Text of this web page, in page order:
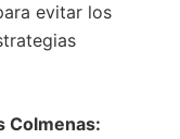
evitar los
Colmenas: